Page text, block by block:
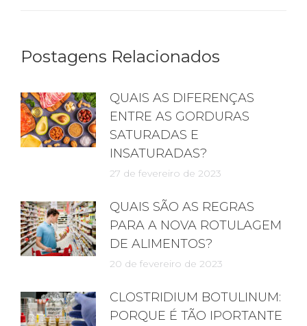
Postagens Relacionados
QUAIS AS DIFERENÇAS
ENTRE AS GORDURAS
SATURADAS E
INSATURADAS?
27 de fevereiro de 2023
QUAIS SÃO AS REGRAS
PARA A NOVA ROTULAGEM
DE ALIMENTOS?
20 de fevereiro de 2023
CLOSTRIDIUM BOTULINUM:
PORQUE É TÃO IPORTANTE